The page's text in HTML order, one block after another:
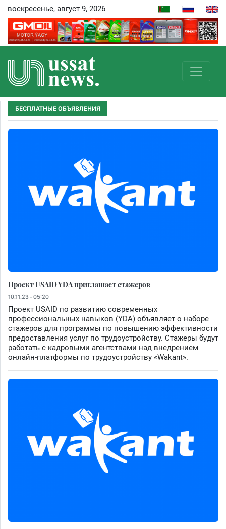
воскресенье, август 9, 2026
БЕСПЛАТНЫЕ ОБЪЯВЛЕНИЯ
Проект USAID YDA приглашает стажеров
10.11.23 - 05:20
Проект USAID по развитию современных
профессиональных навыков (YDA) объявляет о наборе
стажеров для программы по повышению эффективности
предоставления услуг по трудоустройству. Стажеры будут
работать с кадровыми агентствами над внедрением
онлайн-платформы по трудоустройству «Wakant».